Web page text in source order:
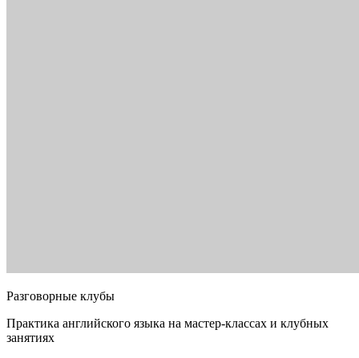
Разговорные клубы
Практика английского языка на мастер-классах и клубных
занятиях